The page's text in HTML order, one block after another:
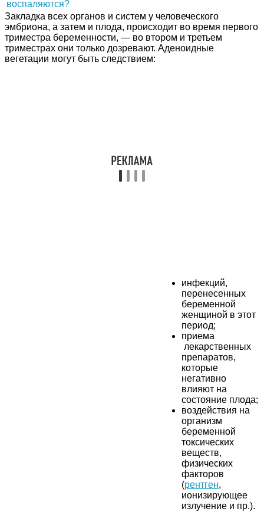
Закладка всех органов и систем у человеческого
эмбриона, а затем и плода, происходит во время первого
триместра беременности, — во втором и третьем
триместрах они только дозревают. Аденоидные
вегетации могут быть следствием:
инфекций,
перенесенных
беременной
женщиной в этот
период;
приема
лекарственных
препаратов,
которые
негативно
влияют на
состояние плода;
воздействия на
организм
беременной
токсических
веществ,
физических
факторов
(рентген,
ионизирующее
излучение и пр.).